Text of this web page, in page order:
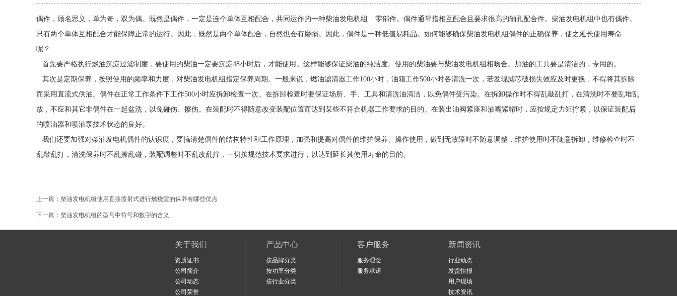
偶件，顾名思义，单为奇，双为偶。既然是偶件，一定是连个单体互相配合，共同运作的一种柴油发电机组
零部件。偶件通常指相互配合且要求很高的轴孔配合件。柴油发电机组中也有偶件。
只有两个单体互相配合才能保障正常的运行。因此，既然是两个单体配合，自然也会有磨损。因此，偶件是一种低值易耗品。如何能够确保柴油发电机组偶件的正确保养，使之延长使用寿命
呢？
首先要严格执行燃油沉淀过滤制度，要使用的柴油一定要沉淀48小时后，才能使用。这样能够保证柴油的纯洁度。使用的柴油要与柴油发电机组相吻合。加油的工具要是清洁的，专用的。
其次是定期保养，按照使用的频率和力度，对柴油发电机组指定保养周期。一般来说，燃油滤清器工作100小时，油箱工作500小时各清洗一次，若发现滤芯破损失效应及时更换，不得将其拆除
而采用直流式供油。偶件在正常工作条件下工作500小时应拆卸检查一次。在拆卸检查时要保证场所、手、工具和清洗油清洁，以免偶件受污染。在拆卸操作时不得乱敲乱打，在清洗时不要乱堆乱
放，不应和其它非偶件在一起盆洗，以免碰伤、擦伤。在装配时不得随意改变装配位置而达到某些不符合机器工作要求的目的。在装出油阀紧座和油嘴紧帽时，应按规定力矩拧紧，以保证装配后
的喷油器和喷油泵技术状态的良好。
我们还要加强对柴油发电机偶件的认识度，要搞清楚偶件的结构特性和工作原理，加强和提高对偶件的维护保养、操作使用，做到无故障时不随意调整，维护使用时不随意拆卸，维修检查时不
乱敲乱打，清洗保养时不乱擦乱碰，装配调整时不乱改乱拧，一切按规范技术要求进行，以达到延长其使用寿命的目的。
上一篇： 柴油发电机组使用直接喷射式进行燃烧室的保养有哪些优点
下一篇： 柴油发电机组的型号中符号和数字的含义
关于我们
资质证书
公司简介
公司动态
公司荣誉
产品中心
按品牌分类
按功率分类
按行业分类
客户服务
服务理念
服务承诺
新闻资讯
行业动态
发货快报
用户现场
技术资讯